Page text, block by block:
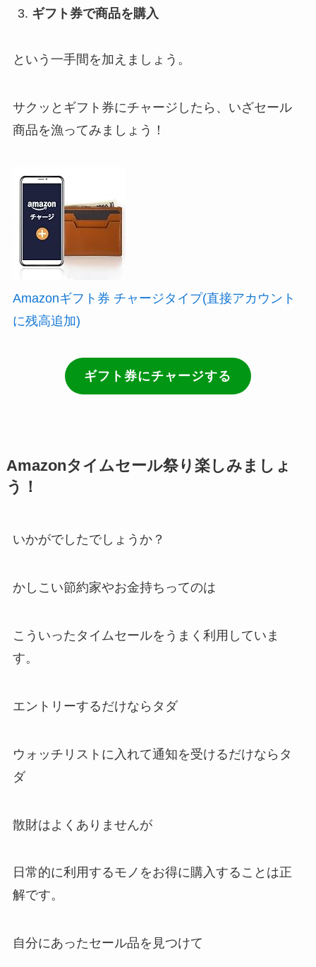
ギフト券で商品を購入
という一手間を加えましょう。
サクッとギフト券にチャージしたら、いざセール
商品を漁ってみましょう！
Amazonギフト券 チャージタイプ(直接アカウント
に残高追加)
ギフト券にチャージする
Amazonタイムセール祭り楽しみましょ
う！
いかがでしたでしょうか？
かしこい節約家やお金持ちってのは
こういったタイムセールをうまく利用していま
す。
エントリーするだけならタダ
ウォッチリストに入れて通知を受けるだけならタ
ダ
散財はよくありませんが
日常的に利用するモノをお得に購入することは正
解です。
自分にあったセール品を見つけて